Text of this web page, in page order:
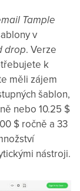
Tample
v
drop. Verze
k
měli zájem
šablon,
nebo 10.25 $
$ ročně a 33
nástroji.